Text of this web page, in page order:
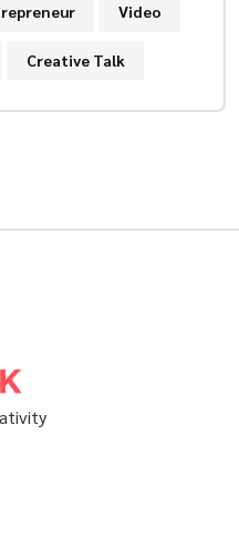
Video
Creative Talk